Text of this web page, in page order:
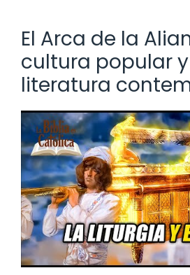
El Arca de la
cultura popular
literatura